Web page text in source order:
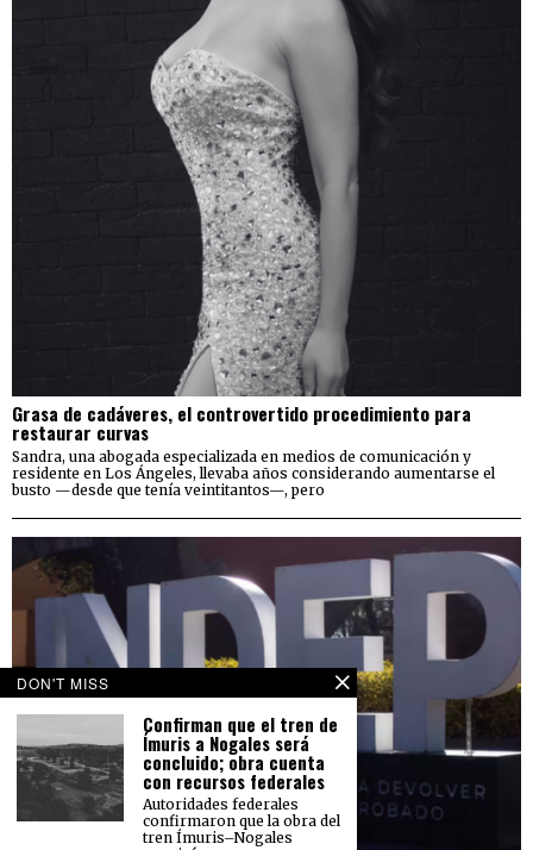
Grasa de cadáveres, el controvertido procedimiento para
restaurar curvas
Sandra, una abogada especializada en medios de comunicación y
residente en Los Ángeles, llevaba años considerando aumentarse el
busto —desde que tenía veintitantos—, pero
DON'T MISS
Confirman que el tren de
Ímuris a Nogales será
concluido; obra cuenta
con recursos federales
Autoridades federales
confirmaron que la obra del
tren Ímuris–Nogales